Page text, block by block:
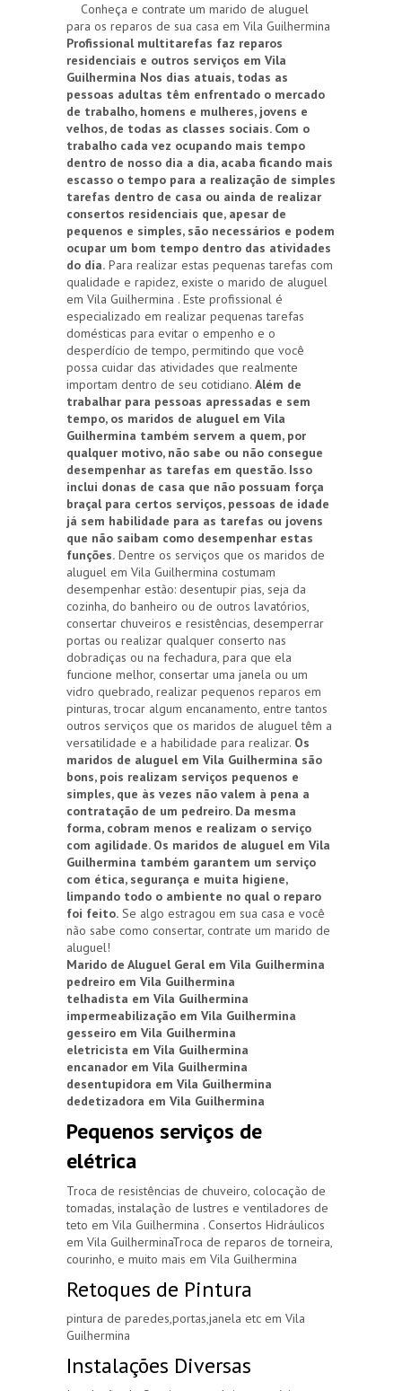
Conheça e contrate um marido de aluguel
para os reparos de sua casa em Vila Guilhermina
Profissional multitarefas faz reparos
residenciais e outros serviços em Vila
Guilhermina Nos dias atuais, todas as
pessoas adultas têm enfrentado o mercado
de trabalho, homens e mulheres, jovens e
velhos, de todas as classes sociais. Com o
trabalho cada vez ocupando mais tempo
dentro de nosso dia a dia, acaba ficando mais
escasso o tempo para a realização de simples
tarefas dentro de casa ou ainda de realizar
consertos residenciais que, apesar de
pequenos e simples, são necessários e podem
ocupar um bom tempo dentro das atividades
do dia. Para realizar estas pequenas tarefas com
qualidade e rapidez, existe o marido de aluguel
em Vila Guilhermina . Este profissional é
especializado em realizar pequenas tarefas
domésticas para evitar o empenho e o
desperdício de tempo, permitindo que você
possa cuidar das atividades que realmente
importam dentro de seu cotidiano. Além de
trabalhar para pessoas apressadas e sem
tempo, os maridos de aluguel em Vila
Guilhermina também servem a quem, por
qualquer motivo, não sabe ou não consegue
desempenhar as tarefas em questão. Isso
inclui donas de casa que não possuam força
braçal para certos serviços, pessoas de idade
já sem habilidade para as tarefas ou jovens
que não saibam como desempenhar estas
funções. Dentre os serviços que os maridos de
aluguel em Vila Guilhermina costumam
desempenhar estão: desentupir pias, seja da
cozinha, do banheiro ou de outros lavatórios,
consertar chuveiros e resistências, desemperrar
portas ou realizar qualquer conserto nas
dobradiças ou na fechadura, para que ela
funcione melhor, consertar uma janela ou um
vidro quebrado, realizar pequenos reparos em
pinturas, trocar algum encanamento, entre tantos
outros serviços que os maridos de aluguel têm a
versatilidade e a habilidade para realizar. Os
maridos de aluguel em Vila Guilhermina são
bons, pois realizam serviços pequenos e
simples, que às vezes não valem à pena a
contratação de um pedreiro. Da mesma
forma, cobram menos e realizam o serviço
com agilidade. Os maridos de aluguel em Vila
Guilhermina também garantem um serviço
com ética, segurança e muita higiene,
limpando todo o ambiente no qual o reparo
foi feito. Se algo estragou em sua casa e você
não sabe como consertar, contrate um marido de
aluguel!
Marido de Aluguel Geral em Vila Guilhermina
pedreiro em Vila Guilhermina
telhadista em Vila Guilhermina
impermeabilização em Vila Guilhermina
gesseiro em Vila Guilhermina
eletricista em Vila Guilhermina
encanador em Vila Guilhermina
desentupidora em Vila Guilhermina
dedetizadora em Vila Guilhermina
Pequenos serviços de
elétrica
Troca de resistências de chuveiro, colocação de
tomadas, instalação de lustres e ventiladores de
teto em Vila Guilhermina . Consertos Hidráulicos
em Vila GuilherminaTroca de reparos de torneira,
courinho, e muito mais em Vila Guilhermina
Retoques de Pintura
pintura de paredes,portas,janela etc em Vila
Guilhermina
Instalações Diversas